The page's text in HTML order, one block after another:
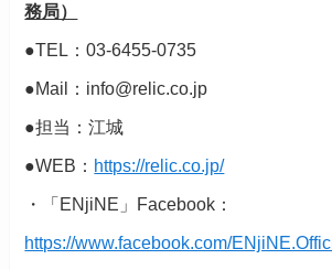
務局）
●TEL：03-6455-0735
●Mail：info@relic.co.jp
●担当：江城
●WEB： https://relic.co.jp/
・「ENjiNE」Facebook：
https://www.facebook.com/